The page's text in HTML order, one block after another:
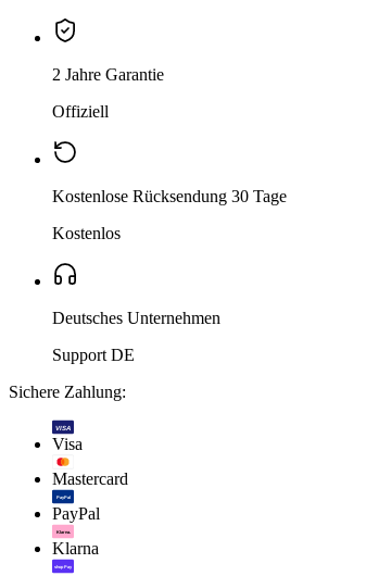
2 Jahre Garantie
Offiziell
Kostenlose Rücksendung 30 Tage
Kostenlos
Deutsches Unternehmen
Support DE
Sichere Zahlung:
VISA
Visa
Mastercard
PayPal
PayPal
Klarna.
Klarna
shop Pay